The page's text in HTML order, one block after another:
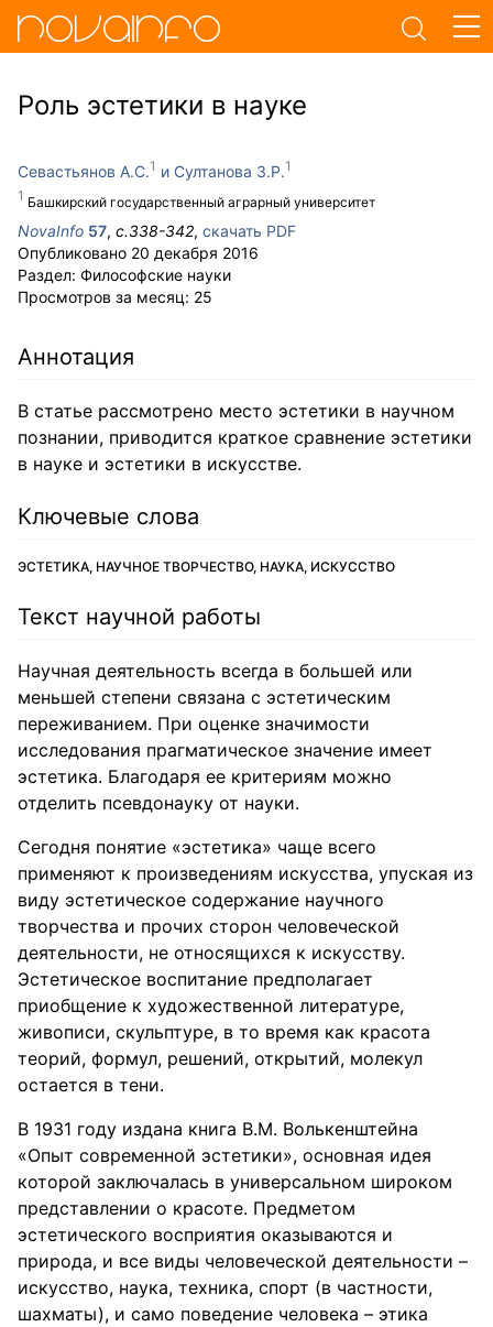
Роль эстетики в науке
Севастьянов А.С.
Башкирский государственный аграрный университет
Султанова З.Р.
NovaInfo 57, с.338-342, скачать PDF
Опубликовано 20 декабря 2016
Раздел: Философские науки
Просмотров за месяц: 25
Аннотация
В статье рассмотрено место эстетики в научном
познании, приводится краткое сравнение эстетики
в науке и эстетики в искусстве.
Ключевые слова
ЭСТЕТИКА, НАУЧНОЕ ТВОРЧЕСТВО, НАУКА, ИСКУССТВО
Текст научной работы
Научная деятельность всегда в большей или
меньшей степени связана с эстетическим
переживанием. При оценке значимости
исследования прагматическое значение имеет
эстетика. Благодаря ее критериям можно
отделить псевдонауку от науки.
Сегодня понятие «эстетика» чаще всего
применяют к произведениям искусства, упуская из
виду эстетическое содержание научного
творчества и прочих сторон человеческой
деятельности, не относящихся к искусству.
Эстетическое воспитание предполагает
приобщение к художественной литературе,
живописи, скульптуре, в то время как красота
теорий, формул, решений, открытий, молекул
остается в тени.
В 1931 году издана книга В.М. Волькенштейна
«Опыт современной эстетики», основная идея
которой заключалась в универсальном широком
представлении о красоте. Предметом
эстетического восприятия оказываются и
природа, и все виды человеческой деятельности –
искусство, наука, техника, спорт (в частности,
шахматы), и само поведение человека – этика